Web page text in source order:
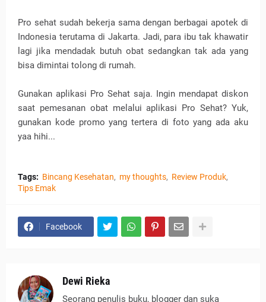
Pro sehat sudah bekerja sama dengan berbagai apotek di
Indonesia terutama di Jakarta. Jadi, para ibu tak khawatir
lagi jika mendadak butuh obat sedangkan tak ada yang
bisa dimintai tolong di rumah.
Gunakan aplikasi Pro Sehat saja. Ingin mendapat diskon
saat pemesanan obat melalui aplikasi Pro Sehat? Yuk,
gunakan kode promo yang tertera di foto yang ada aku
yaa hihi...
Tags: Bincang Kesehatan my thoughts
Review Produk
Tips Emak
Facebook
Dewi Rieka
Seorang penulis buku, blogger dan suka